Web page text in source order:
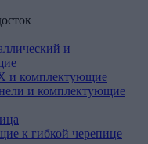
и
и комплектующие
и комплектующие
к гибкой черепице